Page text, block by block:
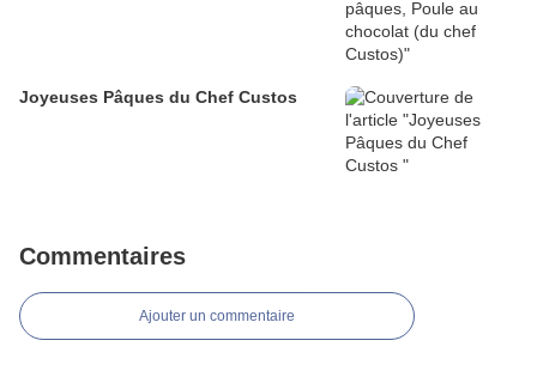
Joyeuses Pâques du Chef Custos
Commentaires
Ajouter un commentaire